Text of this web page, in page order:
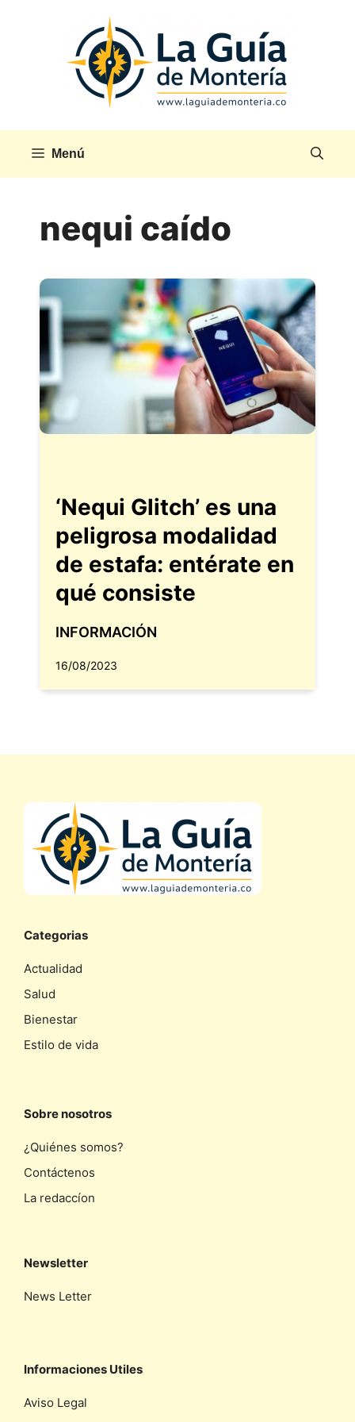
Menú
nequi caído
‘Nequi Glitch’ es una
peligrosa modalidad
de estafa: entérate en
qué consiste
INFORMACIÓN
16/08/2023
Categorias
Actualidad
Salud
Bienestar
Estilo de vida
Sobre nosotros
¿Quiénes somos?
Contáctenos
La redaccíon
Newsletter
News Letter
Informaciones Utiles
Aviso Legal